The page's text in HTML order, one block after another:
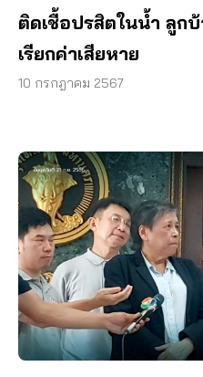
ติดเชื้อปรสิตในน้ำ ลูก
เรียกค่าเสียหาย
10 กรกฎาคม 2567